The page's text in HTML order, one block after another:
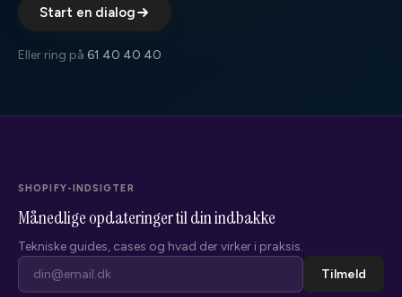
Start en dialog
Eller ring på 61 40 40 40
SHOPIFY-INDSIGTER
Månedlige opdateringer til din indbakke
Tekniske guides, cases og hvad der virker i praksis.
Tilmeld